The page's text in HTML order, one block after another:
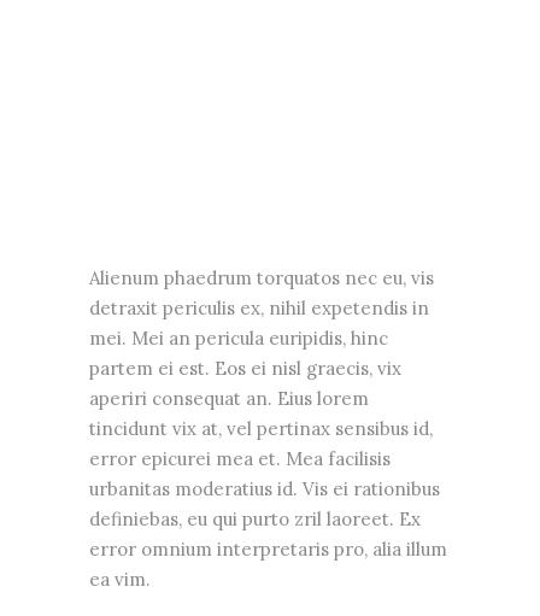
Alienum phaedrum torquatos nec eu, vis
detraxit periculis ex, nihil expetendis in
mei. Mei an pericula euripidis, hinc
partem ei est. Eos ei nisl graecis, vix
aperiri consequat an. Eius lorem
tincidunt vix at, vel pertinax sensibus id,
error epicurei mea et. Mea facilisis
urbanitas moderatius id. Vis ei rationibus
definiebas, eu qui purto zril laoreet. Ex
error omnium interpretaris pro, alia illum
ea vim.